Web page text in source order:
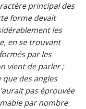
principal des
forme devait
les
en se trouvant
par les
vient de parler ;
que des angles
pas éprouvée
par nombre